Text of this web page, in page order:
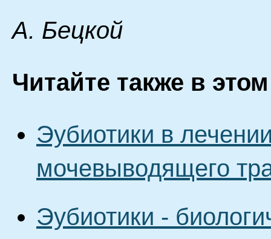
A. Бeцкoй
Читайте также в
Эубиотики в
мочевыводящего
Эубиотики -